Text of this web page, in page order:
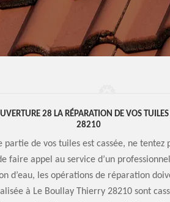
28 LA RÉPARATION DE VOS TUILES
28210
partie de vos tuiles est cassée, ne
faire appel au service d’un
d’eau, les opérations de réparation
à Le Boullay Thierry 28210 sont